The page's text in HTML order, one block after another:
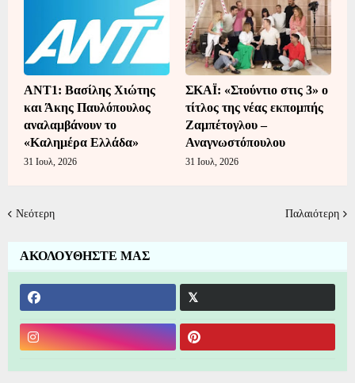
ΑΝΤ1: Βασίλης Χιώτης
και Άκης Παυλόπουλος
αναλαμβάνουν το
«Καλημέρα Ελλάδα»
31 Ιουλ, 2026
ΣΚΑΪ: «Στούντιο στις 3» ο
τίτλος της νέας εκπομπής
Ζαμπέτογλου –
Αναγνωστόπουλου
31 Ιουλ, 2026
Νεότερη Παλαιότερη
ΑΚΟΛΟΥΘΗΣΤΕ ΜΑΣ